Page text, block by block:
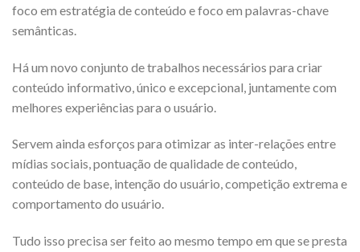
foco em estratégia de conteúdo e foco em palavras-chave
semânticas.
Há um novo conjunto de trabalhos necessários para criar
conteúdo informativo, único e excepcional, juntamente com
melhores experiências para o usuário.
Servem ainda esforços para otimizar as inter-relações entre
mídias sociais, pontuação de qualidade de conteúdo,
conteúdo de base, intenção do usuário, competição extrema e
comportamento do usuário.
Tudo isso precisa ser feito ao mesmo tempo em que se presta